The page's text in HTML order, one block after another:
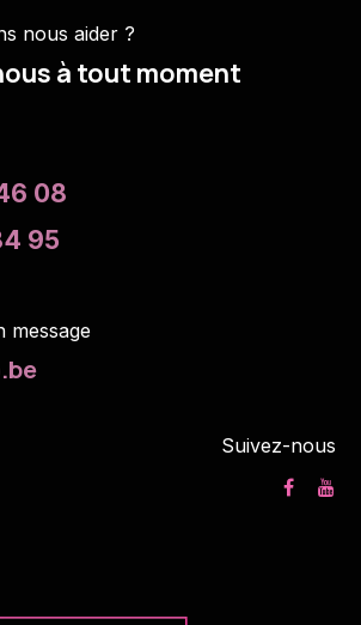
nous aider ?
à tout moment
08
95
message
Suivez-nous